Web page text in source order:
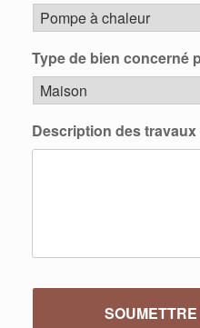
Type de bien concerné
Description des